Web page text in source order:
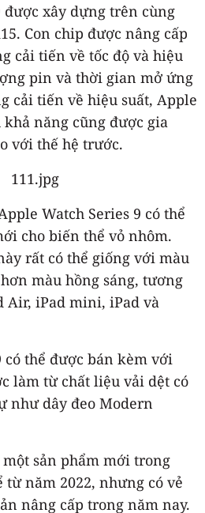
được xây dựng trên cùng
Con chip được nâng cấp
cải tiến về tốc độ và hiệu
pin và thời gian mở ứng
cải tiến về hiệu suất, Apple
năng cũng được gia
với thế hệ trước.
Watch Series 9 có thể
cho biến thể vỏ nhôm.
rất có thể giống với màu
màu hồng sáng, tương
iPad mini, iPad và
có thể được bán kèm với
làm từ chất liệu vải dệt có
như dây đeo Modern
sản phẩm mới trong
từ năm 2022, nhưng có vẻ
nâng cấp trong năm nay.